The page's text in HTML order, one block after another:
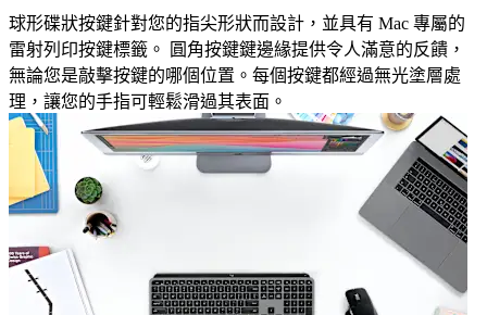
球形碟狀按鍵針對您的指尖形狀而設計，並具有 Mac 專屬的
雷射列印按鍵標籤。 圓角按鍵鍵邊緣提供令人滿意的反饋，
無論您是敲擊按鍵的哪個位置。每個按鍵都經過無光塗層處
理，讓您的手指可輕鬆滑過其表面。